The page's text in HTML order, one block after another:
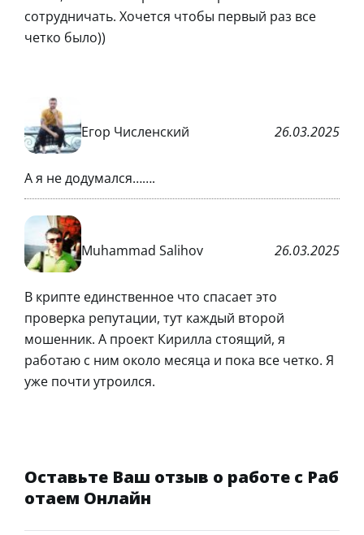
сотрудничать. Хочется чтобы первый раз все
четко было))
Егор Численский 26.03.2025
А я не додумался…….
Muhammad Salihov 26.03.2025
В крипте единственное что спасает это
проверка репутации, тут каждый второй
мошенник. А проект Кирилла стоящий, я
работаю с ним около месяца и пока все четко. Я
уже почти утроился.
Оставьте Ваш отзыв о работе с Раб
отаем Онлайн